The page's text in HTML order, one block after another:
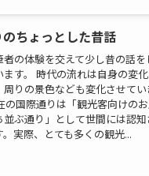
ちょっとした昔話
者の体験を交えて少し昔の話を
ます。 時代の流れは自身の変
周りの景色なども変化させてい
の国際通りは「観光客向けの
並ぶ通り」として世間には認知
実際、とても多くの観光...